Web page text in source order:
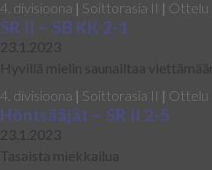
4. divisioona | Soittorasia II | Ottelu
SR II – SB KK 2-1
23.1.2023
Hyvillä mielin saunailtaa viettämään.
4. divisioona | Soittorasia II | Ottelu
Höntsääjät – SR II 2-5
23.1.2023
Tasaista miekkailua